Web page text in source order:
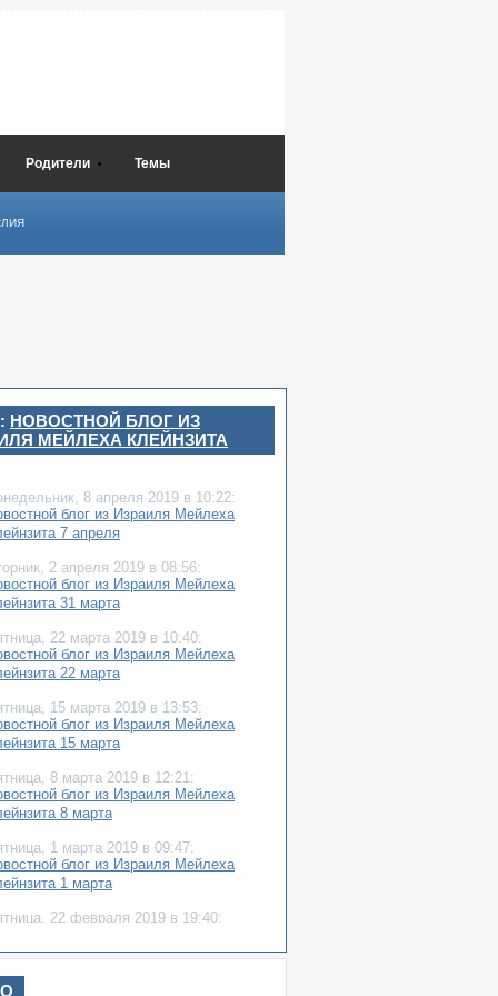
Родители Темы
НОВОСТНОЙ БЛОГ ИЗ
МЕЙЛЕХА КЛЕЙНЗИТА
8 апреля 2019 в 10:22:
блог из Израиля Мейлеха
7 апреля
2 апреля 2019 в 08:56:
блог из Израиля Мейлеха
31 марта
22 марта 2019 в 10:40:
блог из Израиля Мейлеха
22 марта
15 марта 2019 в 13:53:
блог из Израиля Мейлеха
15 марта
8 марта 2019 в 12:21:
блог из Израиля Мейлеха
8 марта
1 марта 2019 в 09:47:
блог из Израиля Мейлеха
1 марта
22 февраля 2019 в 19:40:
22 февраля